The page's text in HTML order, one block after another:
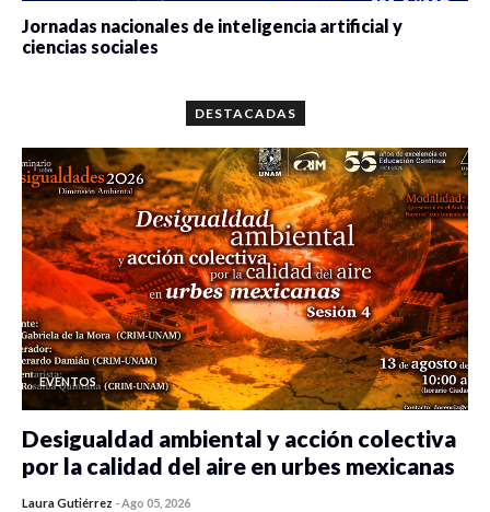
Jornadas nacionales de inteligencia artificial y
ciencias sociales
DESTACADAS
EVENTOS
Desigualdad ambiental y acción colectiva
por la calidad del aire en urbes mexicanas
Laura Gutiérrez -Ago 05, 2026